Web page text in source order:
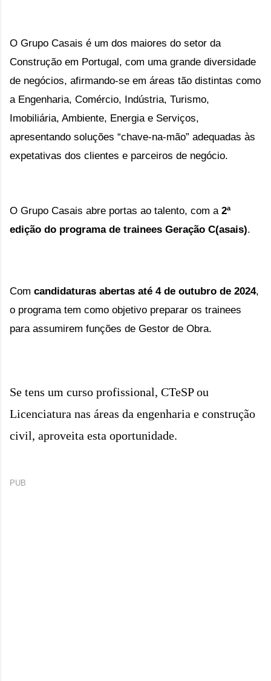
O Grupo Casais é um dos maiores do setor da
Construção em Portugal, com uma grande diversidade
de negócios, afirmando-se em áreas tão distintas como
a Engenharia, Comércio, Indústria, Turismo,
Imobiliária, Ambiente, Energia e Serviços,
apresentando soluções “chave-na-mão” adequadas às
expetativas dos clientes e parceiros de negócio.
O Grupo Casais abre portas ao talento, com a 2ª
edição do programa de trainees Geração C(asais).
Com candidaturas abertas até 4 de outubro de 2024,
o programa tem como objetivo preparar os trainees
para assumirem funções de Gestor de Obra.
Se tens um curso profissional, CTeSP ou
Licenciatura nas áreas da engenharia e construção
civil, aproveita esta oportunidade.
PUB